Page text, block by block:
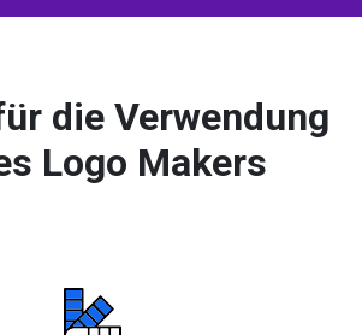
die Verwendung
Logo Makers